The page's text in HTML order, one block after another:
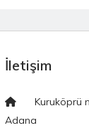
İletişim
Kuruköprü
Adana